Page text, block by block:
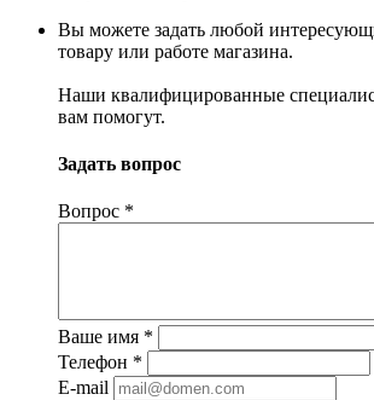
Вы можете задать любой
товару или работе магазина.
Наши квалифицированные
вам помогут.
Задать вопрос
Вопрос *
Ваше имя *
Телефон *
E-mail